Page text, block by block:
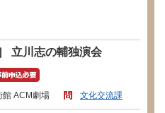
立川志の輔独演会
館 ACM劇場 文化交流課